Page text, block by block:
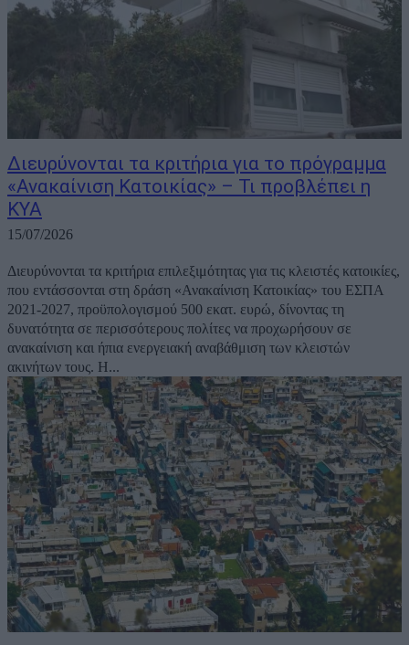
Διευρύνονται τα κριτήρια για το πρόγραμμα
«Ανακαίνιση Κατοικίας» – Τι προβλέπει η
ΚΥΑ
15/07/2026
Διευρύνονται τα κριτήρια επιλεξιμότητας για τις κλειστές κατοικίες,
που εντάσσονται στη δράση «Ανακαίνιση Κατοικίας» του ΕΣΠΑ
2021-2027, προϋπολογισμού 500 εκατ. ευρώ, δίνοντας τη
δυνατότητα σε περισσότερους πολίτες να προχωρήσουν σε
ανακαίνιση και ήπια ενεργειακή αναβάθμιση των κλειστών
ακινήτων τους. Η...